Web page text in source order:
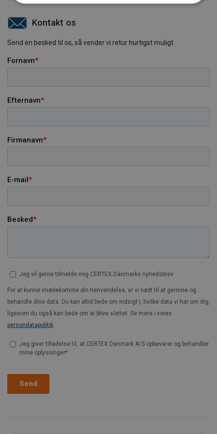
Kontakt os
Send en besked til os, så vender vi retur hurtigst muligt.